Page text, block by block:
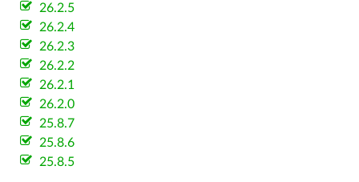
26.2.5
26.2.4
26.2.3
26.2.2
26.2.1
26.2.0
25.8.7
25.8.6
25.8.5